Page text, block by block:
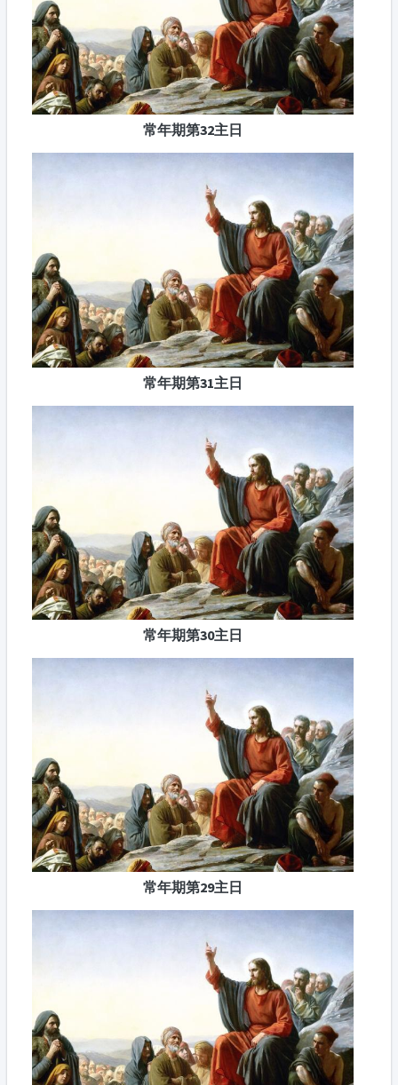
常年期第32主日
常年期第31主日
常年期第30主日
常年期第29主日